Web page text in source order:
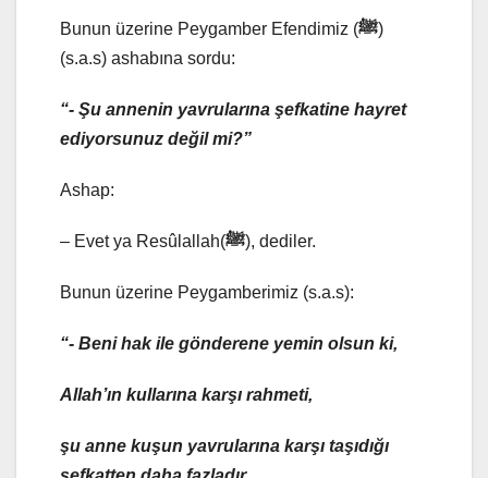
Bunun üzerine Peygamber Efendimiz (ﷺ)
(s.a.s) ashabına sordu:
“- Şu annenin yavrularına şefkatine hayret
ediyorsunuz değil mi?”
Ashap:
– Evet ya Resûlallah(ﷺ), dediler.
Bunun üzerine Peygamberimiz (s.a.s):
“- Beni hak ile gönderene yemin olsun ki,
Allah’ın kullarına karşı rahmeti,
şu anne kuşun yavrularına karşı taşıdığı